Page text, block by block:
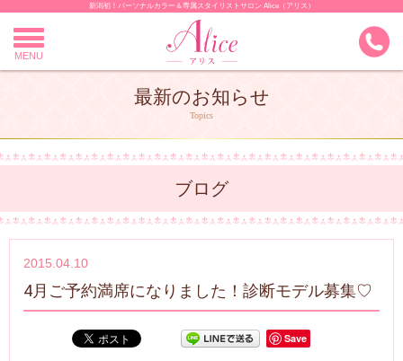
Skip
content
新潟初！パーソナルカラー＆専属スタイリストサロン Alice（アリス）
MENU
最新のお知らせ
Topics
ブログ
2015.04.10
4月ご予約満席になりました！診断モデル募集♡
Save